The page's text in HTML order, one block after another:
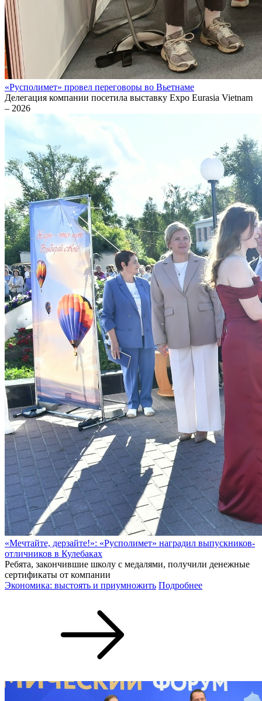
«Русполимет» провел переговоры во Вьетнаме
Делегация компании посетила выставку Expo Eurasia Vietnam
– 2026
«Мечтайте, дерзайте!»: «Русполимет» наградил выпускников-
отличников в Кулебаках
Ребята, закончившие школу с медалями, получили денежные
сертификаты от компании
Экономика: выстоять и приумножить Подробнее